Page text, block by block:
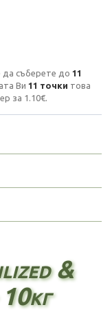
да съберете до 11
Ви 11 точки това
за 1.10€.
&